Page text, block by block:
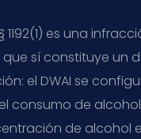
1192(1) es una
sí constituye un
el DWAI se
de
de alcohol